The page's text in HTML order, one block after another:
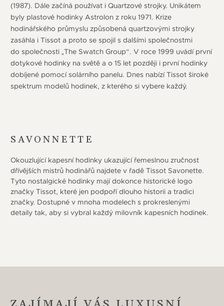
(1987). Dále začíná používat i Quartzové strojky. Unikátem
byly plastové hodinky Astrolon z roku 1971. Krize
hodinářského průmyslu způsobená quartzovými strojky
zasáhla i Tissot a proto se spojil s dalšími společnostmi
do společnosti „The Swatch Group“. V roce 1999 uvádí první
dotykové hodinky na světě a o 15 let později i první hodinky
dobíjené pomocí solárního panelu. Dnes nabízí Tissot široké
spektrum modelů hodinek, z kterého si vybere každý.
SAVONNETTE
Okouzlující kapesní hodinky ukazující řemeslnou zručnost
dřívějších mistrů hodinářů najdete v řadě Tissot Savonette.
Tyto nostalgické hodinky mají dokonce historické logo
značky Tissot, které jen podpoří dlouho historii a tradici
značky. Dostupné v mnoha modelech s prokreslenými
detaily tak, aby si vybral každý milovník kapesních hodinek.